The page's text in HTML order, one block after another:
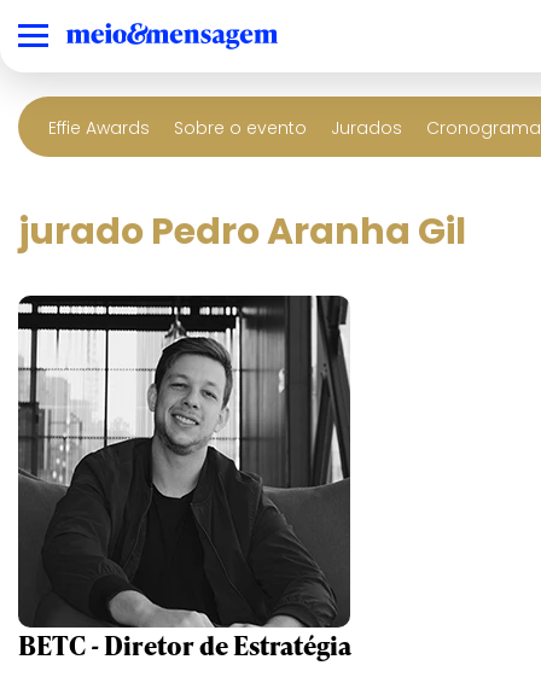
Effie Awards Sobre o evento Jurados
jurado Pedro Aranha Gil
BETC - Diretor de Estratégia